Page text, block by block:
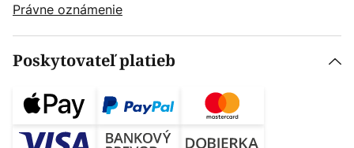
Právne oznámenie
Poskytovateľ platieb